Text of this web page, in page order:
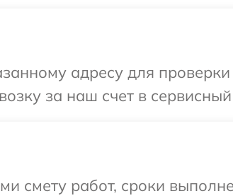
адресу для проверки
за наш счет в
смету работ, сроки